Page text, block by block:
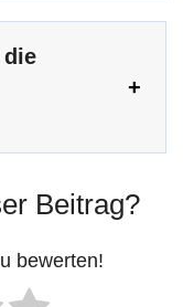
die
Beitrag?
bewerten!